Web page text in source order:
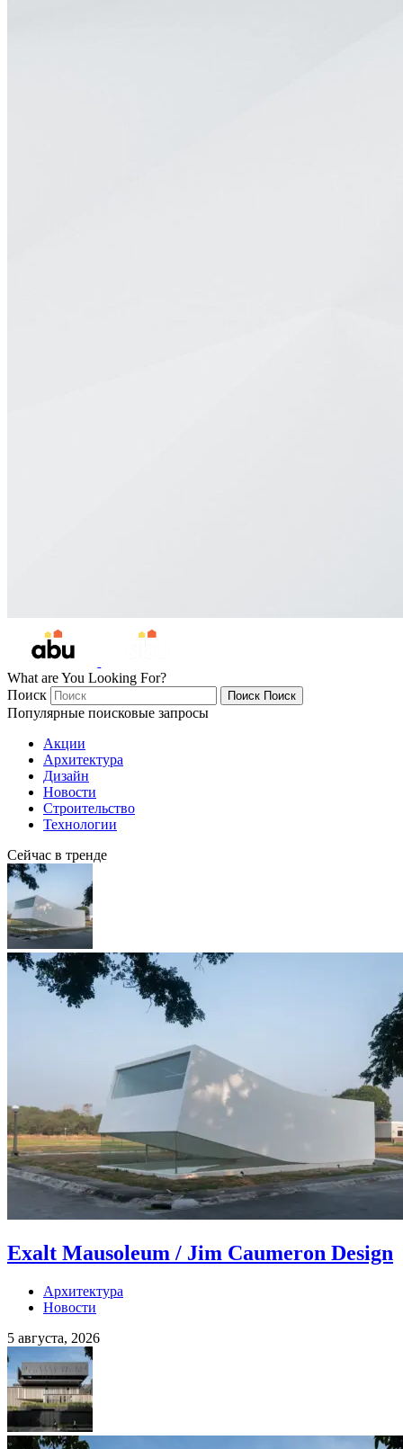
What are You Looking For?
Поиск
Поиск Поиск
Популярные поисковые запросы
Акции
Архитектура
Дизайн
Новости
Строительство
Технологии
Сейчас в тренде
Exalt Mausoleum / Jim Caumeron Design
Архитектура
Новости
5 августа, 2026